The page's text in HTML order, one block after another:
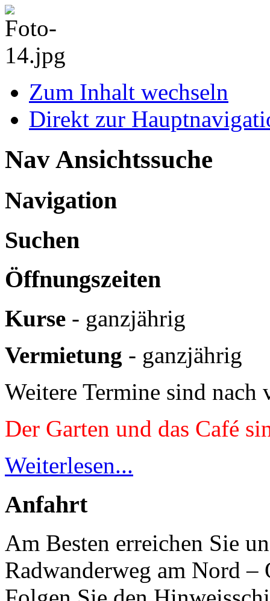
Zum Inhalt wechseln
Direkt zur
Nav Ansichtssuche
Navigation
Suchen
Öffnungszeiten
Kurse - ganzjährig
Vermietung - ganzjährig
Weitere Termine sind
Der Garten und das Café
Weiterlesen...
Anfahrt
Am Besten erreichen Sie
Radwanderweg am Nord –